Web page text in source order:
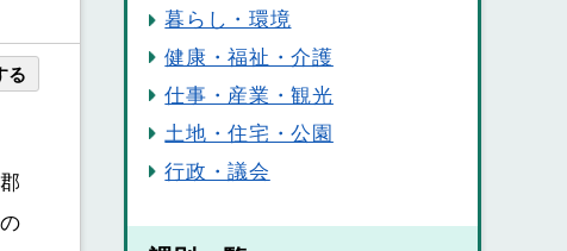
る
暮らし・環境
健康・福祉・介護
仕事・産業・観光
土地・住宅・公園
行政・議会